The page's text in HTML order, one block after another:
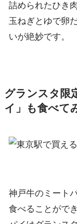
詰められたひき
玉ねぎとゆで卵
いが絶妙です。
グランスタ限
イ」も食べて
神戸牛のミート
食べることがで